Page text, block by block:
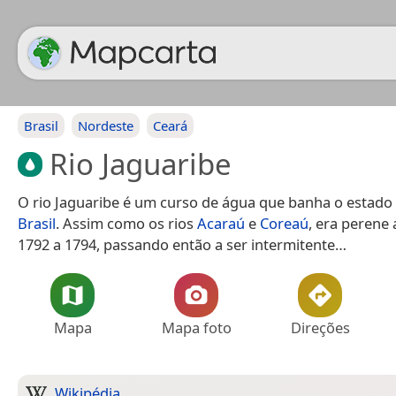
Brasil Nordeste Ceará
Rio Jaguaribe
O rio Jaguaribe é um curso de água que banha o estado
Brasil. Assim como os rios Acaraú e Coreaú, era perene
1792 a 1794, passando então a ser intermitente…
Mapa Mapa foto Direções